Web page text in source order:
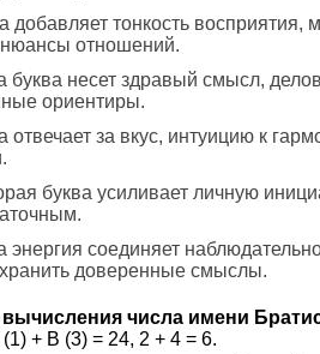
добавляет тонкость восприятия,
нюансы отношений.
буква несет здравый смысл,
ориентиры.
отвечает за вкус, интуицию к
буква усиливает личную
энергия соединяет
доверенные смыслы.
числа имени
+ В (3) = 24, 2 + 4 = 6.